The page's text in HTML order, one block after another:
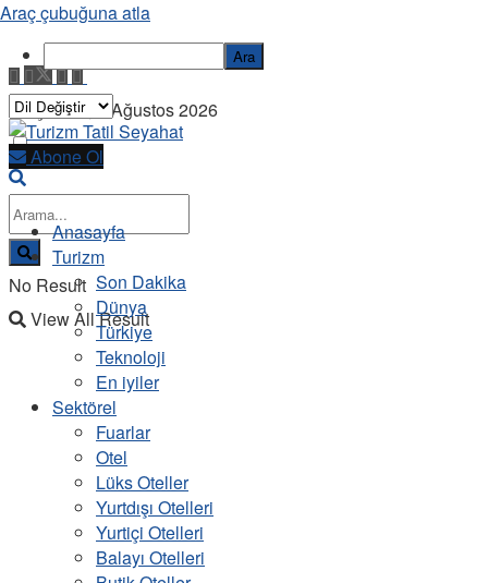
Perşembe, 6 Ağustos 2026
No Result
View All Result
Abone Ol
Anasayfa
Turizm
Son Dakika
Dünya
Türkiye
Teknoloji
En iyiler
Sektörel
Fuarlar
Otel
Lüks Oteller
Yurtdışı Otelleri
Yurtiçi Otelleri
Balayı Otelleri
Araç çubuğuna atla
Ara